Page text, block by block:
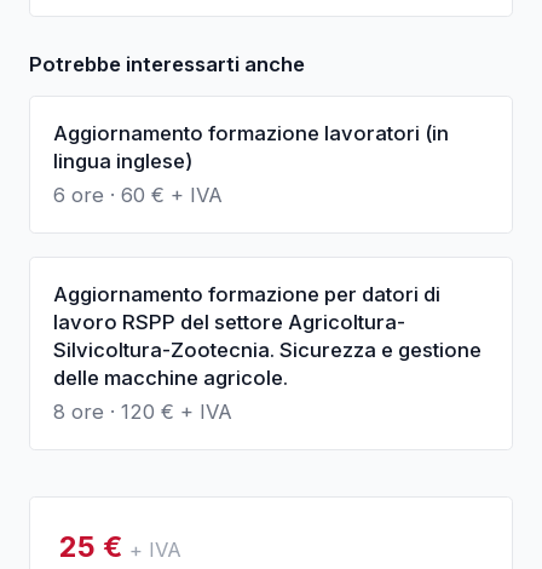
Potrebbe interessarti anche
Aggiornamento formazione lavoratori (in
lingua inglese)
6 ore · 60 € + IVA
Aggiornamento formazione per datori di
lavoro RSPP del settore Agricoltura-
Silvicoltura-Zootecnia. Sicurezza e gestione
delle macchine agricole.
8 ore · 120 € + IVA
25 € + IVA